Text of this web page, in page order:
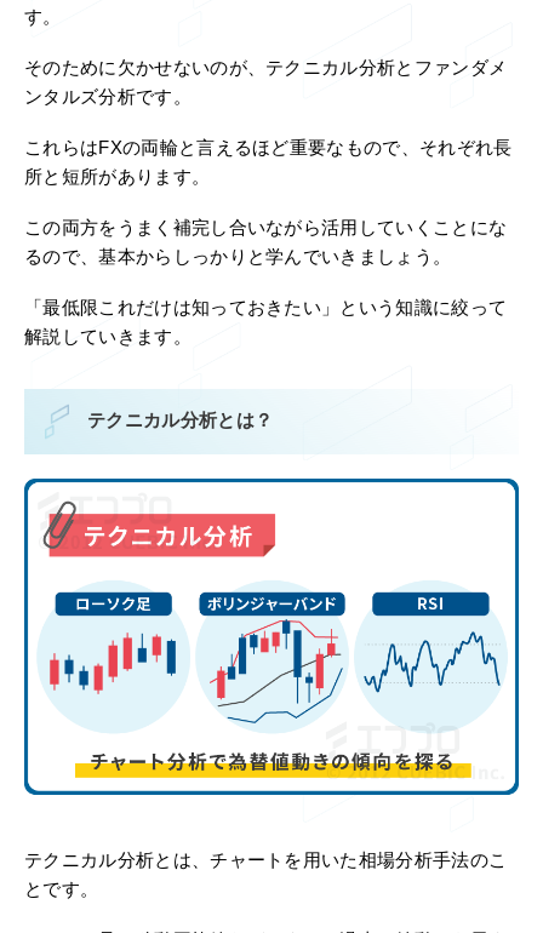
す。
そのために欠かせないのが、テクニカル分析とファンダメ
ンタルズ分析です。
これらはFXの両輪と言えるほど重要なもので、それぞれ長
所と短所があります。
この両方をうまく補完し合いながら活用していくことにな
るので、基本からしっかりと学んでいきましょう。
「最低限これだけは知っておきたい」という知識に絞って
解説していきます。
テクニカル分析とは？
テクニカル分析とは、チャートを用いた相場分析手法のこ
とです。